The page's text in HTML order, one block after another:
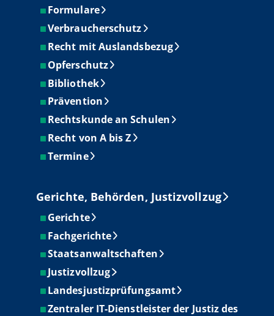
Formulare
Verbraucherschutz
Recht mit Auslandsbezug
Opferschutz
Bibliothek
Prävention
Rechtskunde an Schulen
Recht von A bis Z
Termine
Gerichte, Behörden, Justizvollzug
Gerichte
Fachgerichte
Staatsanwaltschaften
Justizvollzug
Landesjustizprüfungsamt
Zentraler IT-Dienstleister der Justiz des